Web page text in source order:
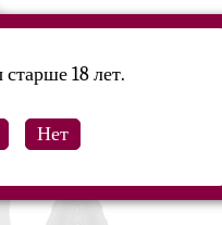
18 лет.